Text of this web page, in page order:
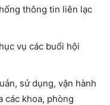
thông tin liên lạc
vụ các buổi hội
sử dụng, vận hành
các khoa, phòng